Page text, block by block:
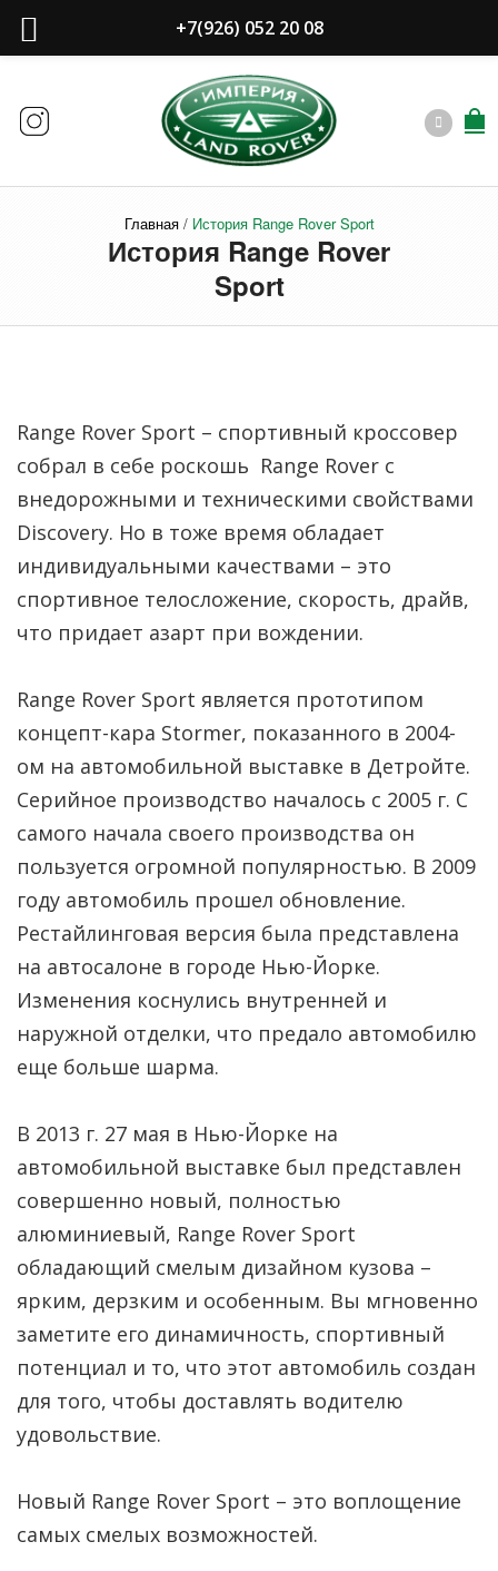
Главная / История Range Rover Sport
История Range Rover
Sport
Range Rover Sport – спортивный кроссовер
собрал в себе роскошь Range Rover с
внедорожными и техническими свойствами
Discovery. Но в тоже время обладает
индивидуальными качествами – это
спортивное телосложение, скорость, драйв,
что придает азарт при вождении.
Range Rover Sport является прототипом
концепт-кара Stormer, показанного в 2004-
ом на автомобильной выставке в Детройте.
Серийное производство началось с 2005 г. С
самого начала своего производства он
пользуется огромной популярностью. В 2009
году автомобиль прошел обновление.
Рестайлинговая версия была представлена
на автосалоне в городе Нью-Йорке.
Изменения коснулись внутренней и
наружной отделки, что предало автомобилю
еще больше шарма.
В 2013 г. 27 мая в Нью-Йорке на
автомобильной выставке был представлен
совершенно новый, полностью
алюминиевый, Range Rover Sport
обладающий смелым дизайном кузова –
ярким, дерзким и особенным. Вы мгновенно
заметите его динамичность, спортивный
потенциал и то, что этот автомобиль создан
для того, чтобы доставлять водителю
удовольствие.
Новый Range Rover Sport – это воплощение
самых смелых возможностей.
+7(926) 052 20 08